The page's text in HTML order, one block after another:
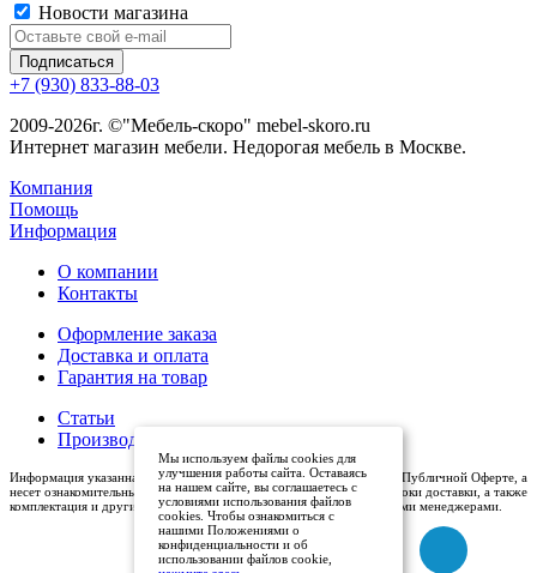
Новости магазина
+7 (930) 833-88-03
2009-2026г. ©"Мебель-скоро" mebel-skoro.ru
Интернет магазин мебели. Недорогая мебель в Москве.
Компания
Помощь
Информация
О компании
Контакты
Оформление заказа
Доставка и оплата
Гарантия на товар
Статьи
Производители
Информация указанная на сайте (описания и цены), не относится к Публичной Оферте, а
несет ознакомительный характер. Окончательная цена, условия и сроки доставки, а также
комплектация и другие характеристики товаров - уточняются нашими менеджерами.
Мы используем файлы cookies для
улучшения работы сайта. Оставаясь
на нашем сайте, вы соглашаетесь с
условиями использования файлов
cookies. Чтобы ознакомиться с
нашими Положениями о
конфиденциальности и об
использовании файлов cookie,